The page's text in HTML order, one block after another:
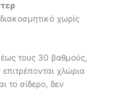
χωρίς
τους 30 βαθμούς,
χλώρια
το σίδερο, δεν